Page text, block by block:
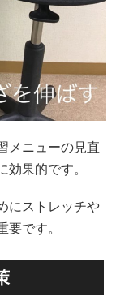
メニューの見直
効果的です。
にストレッチや
要です。​